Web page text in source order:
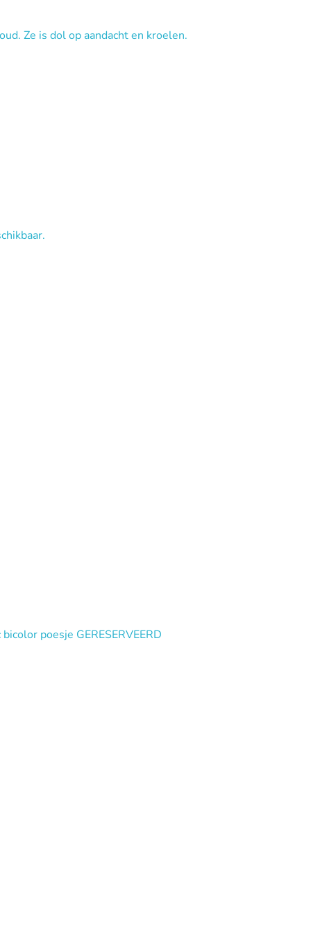
Ze is dol op aandacht en kroelen.
poesje GERESERVEERD